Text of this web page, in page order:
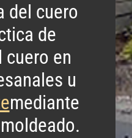
del cuero
de
en
u
mediante